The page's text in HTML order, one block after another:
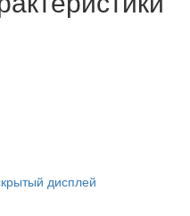
дисплей